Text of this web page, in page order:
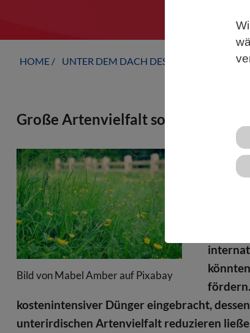
HOME UNTER DEM DACH DES VBIO
Große Artenvielfalt sorgt im
Bild von Mabel Amber auf Pixabay
kostenintensiver Dünger eingebracht,
unterirdischen Artenvielfalt reduzieren